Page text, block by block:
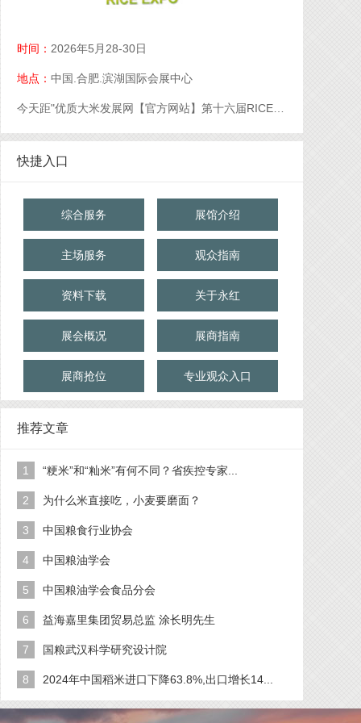
时间： 2026年5月28-30日
地点： 中国.合肥.滨湖国际会展中心
快捷入口
综合服务 展馆介绍
主场服务 观众指南
资料下载 关于永红
展会概况 展商指南
展商抢位 专业观众入口
推荐文章
1 “粳米”和“籼米”有何不同？省疾控专家...
2 为什么米直接吃，小麦要磨面？
3 中国粮食行业协会
4 中国粮油学会
5 中国粮油学会食品分会
6 益海嘉里集团贸易总监 涂长明先生
7 国粮武汉科学研究设计院
8 2024年中国稻米进口下降63.8%,出口增长14...